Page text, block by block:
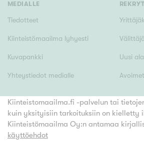
MEDIALLE
Tiedotteet
Kiinteistömaailma lyhyesti
Kuvapankki
Yhteystiedot medialle
Uusi
Kiinteistomaailma.fi -palvelun tai
kuin yksityisiin tarkoituksiin on kielletty
Kiinteistömaailma Oy:n antamaa
käyttöehdot